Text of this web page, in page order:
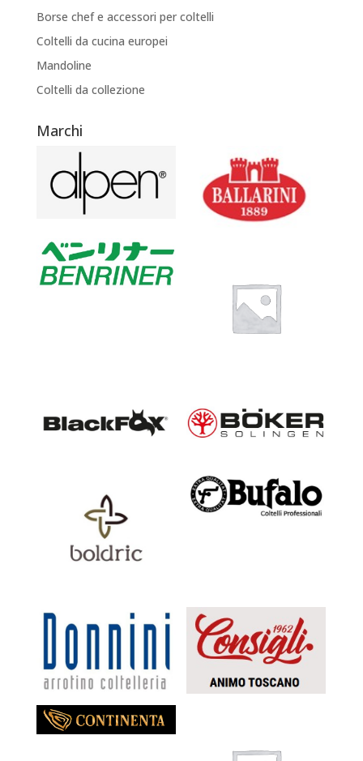
Borse chef e accessori per coltelli
Coltelli da cucina europei
Mandoline
Coltelli da collezione
Marchi